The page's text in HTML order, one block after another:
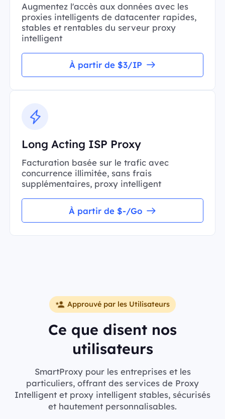
Augmentez l'accès aux données avec les
proxies intelligents de datacenter rapides,
stables et rentables du serveur proxy
intelligent
À partir de $3/IP
Long Acting ISP Proxy
Facturation basée sur le trafic avec
concurrence illimitée, sans frais
supplémentaires, proxy intelligent
À partir de $-/Go
Approuvé par les Utilisateurs
Ce que disent nos
utilisateurs
SmartProxy pour les entreprises et les
particuliers, offrant des services de Proxy
Intelligent et proxy intelligent stables, sécurisés
et hautement personnalisables.